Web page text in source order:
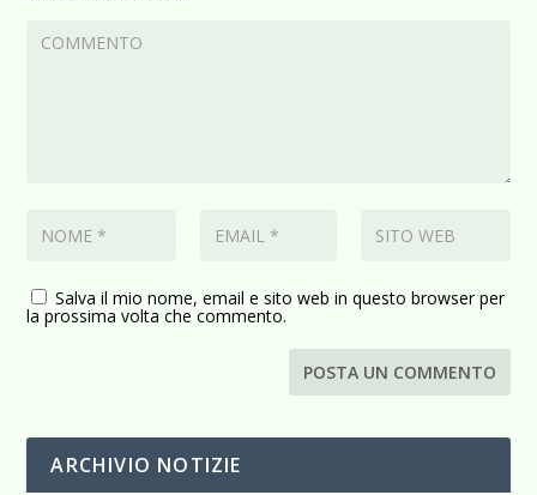
Salva il mio nome, email e sito web in questo browser per
la prossima volta che commento.
ARCHIVIO NOTIZIE